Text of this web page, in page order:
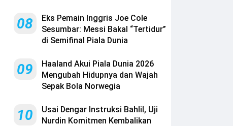
08
Eks Pemain Inggris Joe Cole
Sesumbar: Messi Bakal “Tertidur”
di Semifinal Piala Dunia
09
Haaland Akui Piala Dunia 2026
Mengubah Hidupnya dan Wajah
Sepak Bola Norwegia
10
Usai Dengar Instruksi Bahlil, Uji
Nurdin Komitmen Kembalikan